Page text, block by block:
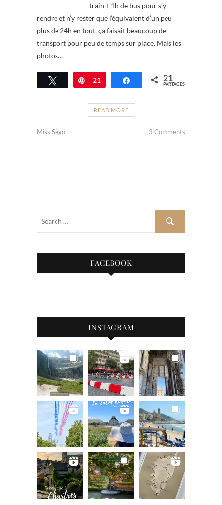
train + 1h de bus pour s’y
rendre et n’y rester que l’équivalent d’un peu
plus de 24h en tout, ça faisait beaucoup de
transport pour peu de temps sur place. Mais les
photos…
Tweetez Épingle
21 Partagez21
PARTAGES
READ MORE
Miss Ségo 3 Comments
FACEBOOK
INSTAGRAM